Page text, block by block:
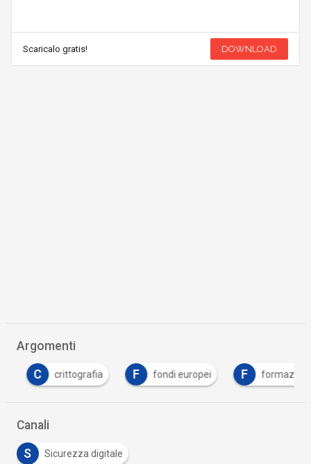
Scaricalo gratis! DOWNLOAD
Argomenti
C crittografia F fondi europei F formazione
Canali
S Sicurezza digitale